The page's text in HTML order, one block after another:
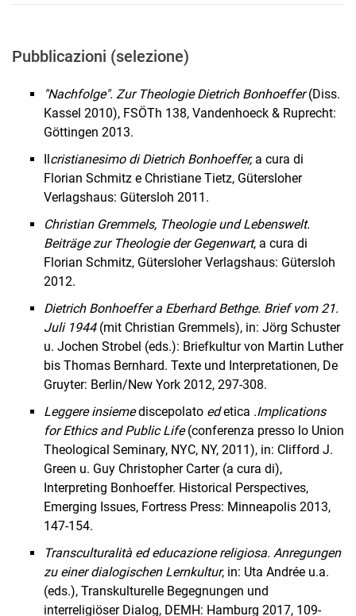
Pubblicazioni (selezione)
"Nachfolge". Zur Theologie Dietrich Bonhoeffer(Diss.
Kassel 2010), FSÖTh 138, Vandenhoeck & Ruprecht:
Göttingen 2013.
Ilcristianesimo di Dietrich Bonhoeffer, a cura di
Florian Schmitz e Christiane Tietz, Gütersloher
Verlagshaus: Gütersloh 2011.
Christian Gremmels, Theologie und Lebenswelt.
Beiträge zur Theologie der Gegenwart, a cura di
Florian Schmitz, Gütersloher Verlagshaus: Gütersloh
2012.
Dietrich Bonhoeffer a Eberhard Bethge. Brief vom 21.
Juli 1944 (mit Christian Gremmels), in: Jörg Schuster
u. Jochen Strobel (eds.): Briefkultur von Martin Luther
bis Thomas Bernhard. Texte und Interpretationen, De
Gruyter: Berlin/New York 2012, 297-308.
Leggereinsiemediscepolato edetica .Implications
for Ethics and Public Life(conferenza presso lo Union
Theological Seminary, NYC, NY, 2011), in: Clifford J.
Green u. Guy Christopher Carter (a cura di),
Interpreting Bonhoeffer. Historical Perspectives,
Emerging Issues, Fortress Press: Minneapolis 2013,
147-154.
Transculturalità ed educazione religiosa. Anregungen
zu einer dialogischen Lernkultur, in: Uta Andrée u.a.
(eds.), Transkulturelle Begegnungen und
interreligiöser Dialog, DEMH: Hamburg 2017, 109-